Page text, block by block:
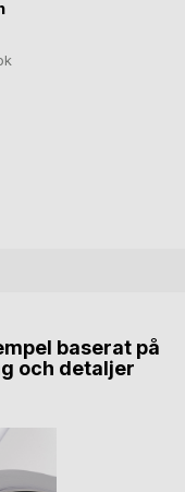
baserat på
och detaljer